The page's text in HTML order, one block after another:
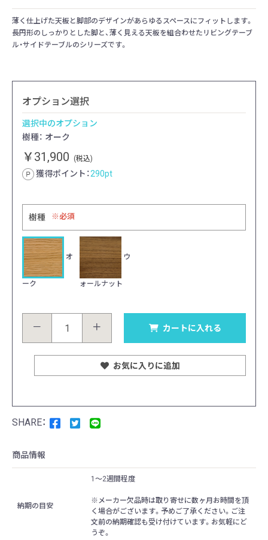
薄く仕上げた天板と脚部のデザインがあらゆるスペースにフィットします。
長円形のしっかりとした脚と、薄く見える天板を組合わせたリビングテーブ
ル・サイドテーブルのシリーズです。
オプション選択
選択中のオプション
樹種： オーク
￥31,900 (税込)
獲得ポイント：290pt
樹種 必須
オ
ーク
ウ
ォールナット
－ ＋ カートに入れる
お気に入りに追加
商品情報
納期の目安
1〜2週間程度
※メーカー欠品時は取り寄せに数ヶ月お時間を頂
く場合がございます。予めご了承ください。ご注
文前の納期確認も受け付けています。お気軽にど
うぞ。